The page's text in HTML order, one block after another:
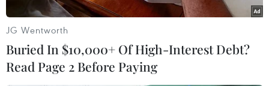
317, Tuyên Quang = 221,9. Hiện mực nước hồ
Chát 435,5 m.
JG Wentworth
Buried In $10,000+ Of High-Interest Debt?
Read Page 2 Before Paying